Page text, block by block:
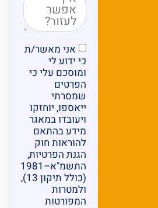
אני מאשר/ת
כי ידוע לי
ומוסכם עלי כי
הפרטים
שמסרתי
ייאספו, יוחזקו
ויעובדו במאגר
מידע בהתאם
להוראות חוק
הגנת הפרטיות,
התשמ"א–1981
(כולל תיקון 13),
ולמטרות
המפורטות